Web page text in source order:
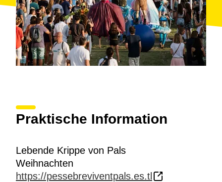
Praktische Information
Lebende Krippe von Pals
Weihnachten
https://pessebreviventpals.es.tl